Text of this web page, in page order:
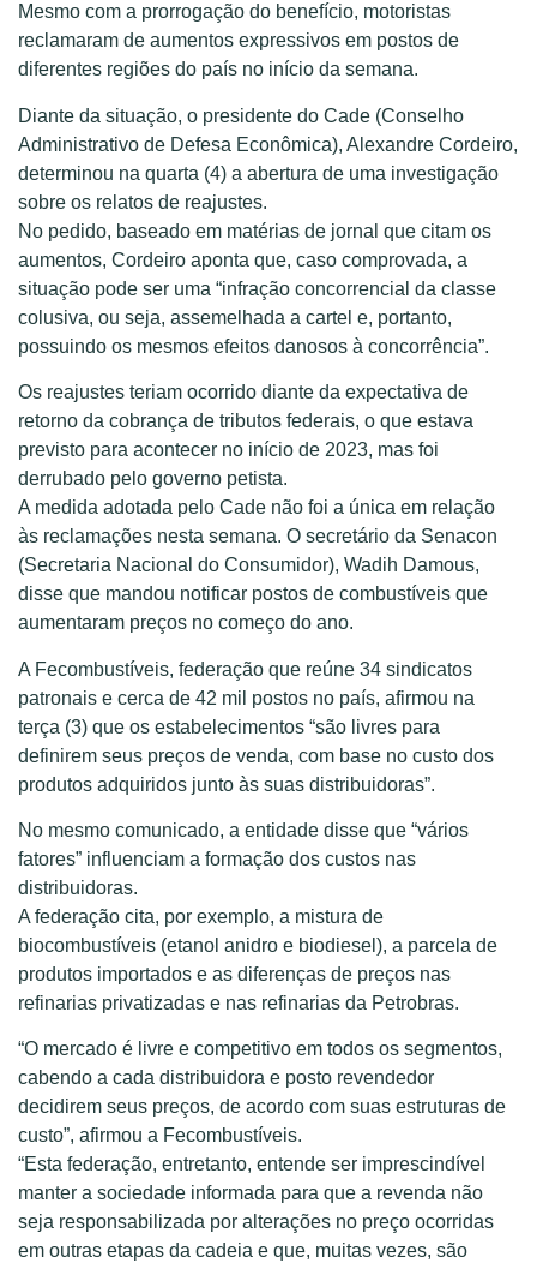
Mesmo com a prorrogação do benefício, motoristas
reclamaram de aumentos expressivos em postos de
diferentes regiões do país no início da semana.
Diante da situação, o presidente do Cade (Conselho
Administrativo de Defesa Econômica), Alexandre Cordeiro,
determinou na quarta (4) a abertura de uma investigação
sobre os relatos de reajustes.
No pedido, baseado em matérias de jornal que citam os
aumentos, Cordeiro aponta que, caso comprovada, a
situação pode ser uma “infração concorrencial da classe
colusiva, ou seja, assemelhada a cartel e, portanto,
possuindo os mesmos efeitos danosos à concorrência”.
Os reajustes teriam ocorrido diante da expectativa de
retorno da cobrança de tributos federais, o que estava
previsto para acontecer no início de 2023, mas foi
derrubado pelo governo petista.
A medida adotada pelo Cade não foi a única em relação
às reclamações nesta semana. O secretário da Senacon
(Secretaria Nacional do Consumidor), Wadih Damous,
disse que mandou notificar postos de combustíveis que
aumentaram preços no começo do ano.
A Fecombustíveis, federação que reúne 34 sindicatos
patronais e cerca de 42 mil postos no país, afirmou na
terça (3) que os estabelecimentos “são livres para
definirem seus preços de venda, com base no custo dos
produtos adquiridos junto às suas distribuidoras”.
No mesmo comunicado, a entidade disse que “vários
fatores” influenciam a formação dos custos nas
distribuidoras.
A federação cita, por exemplo, a mistura de
biocombustíveis (etanol anidro e biodiesel), a parcela de
produtos importados e as diferenças de preços nas
refinarias privatizadas e nas refinarias da Petrobras.
“O mercado é livre e competitivo em todos os segmentos,
cabendo a cada distribuidora e posto revendedor
decidirem seus preços, de acordo com suas estruturas de
custo”, afirmou a Fecombustíveis.
“Esta federação, entretanto, entende ser imprescindível
manter a sociedade informada para que a revenda não
seja responsabilizada por alterações no preço ocorridas
em outras etapas da cadeia e que, muitas vezes, são